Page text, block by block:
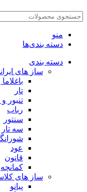
منو
دسته بندی‌ها
دسته بندی
ساز های
تار
تنبور و
رباب
سنتور
سه تار
عود
قانون
کمانچه
ساز های
پیانو